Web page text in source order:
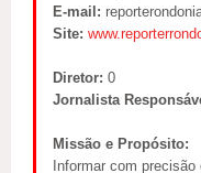
E-mail:
Site:
Diretor: 0
Jornalista
Missão e Propósito:
Informar com precisão